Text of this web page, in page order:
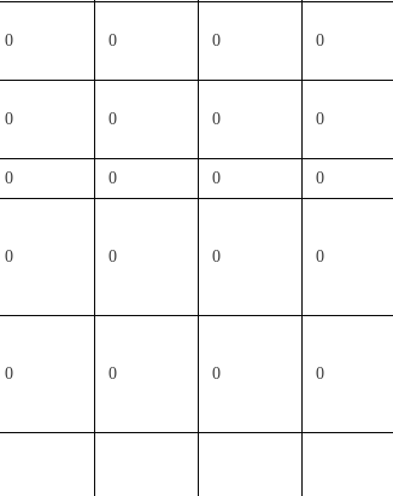
0 0 0 0
0 0 0 0
0 0 0 0
0 0 0 0
0 0 0 0